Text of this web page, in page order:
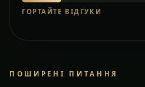
ГОРТАЙТЕ ВІДГУКИ
ПОШИРЕНІ ПИТАННЯ